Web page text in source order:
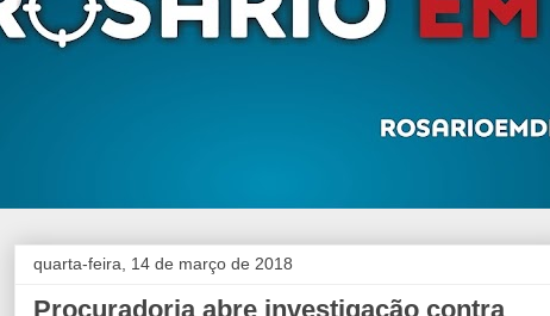
quarta-feira, 14 de março de 2018
Procuradoria abre investigação contra